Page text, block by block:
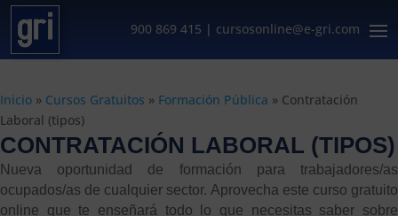
900 869 415 | cursosonline@e-gri.com
Inicio » Cursos Gratuitos » Formación Pública » Contratación
Laboral (tipos)
CONTRATACIÓN LABORAL (TIPOS)
Nueva oportunidad de formación para trabajadores/as
ocupados/as de cualquier sector. Aprovecha este curso gratuito
online que te enseñará todo lo que necesitas saber sobre